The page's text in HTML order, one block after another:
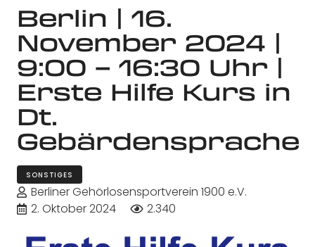
Berlin | 16.
November 2024 |
9:00 – 16:30 Uhr |
Erste Hilfe Kurs in
Dt.
Gebärdensprache
SONSTIGES
Berliner Gehörlosensportverein 1900 e.V.
2. Oktober 2024
2.340